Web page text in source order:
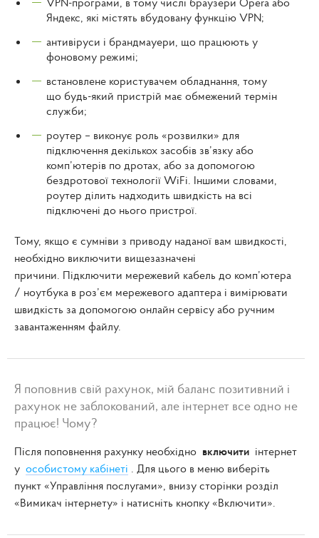
Яндекс, які містять вбудовану функцію VPN;
антивіруси і брандмауери, що працюють у
фоновому режимі;
встановлене користувачем обладнання, тому
що будь-який пристрій має обмежений термін
служби;
роутер – виконує роль «розвилки» для
підключення декількох засобів зв’язку або
комп’ютерів по дротах, або за допомогою
бездротової технології WiFi. Іншими словами,
роутер ділить надходить швидкість на всі
підключені до нього пристрої.
Тому, якщо є сумніви з приводу наданої вам швидкості,
необхідно виключити вищезазначені
причини. Підключити мережевий кабель до комп’ютера
/ ноутбука в роз’єм мережевого адаптера і вимірювати
швидкість за допомогою онлайн сервісу або ручним
завантаженням файлу.
Я поповнив свій рахунок, мій баланс позитивний і
рахунок не заблокований, але інтернет все одно не
працює! Чому?
Після поповнення рахунку необхідно включити інтернет
у особистому кабінеті . Для цього в меню виберіть
пункт «Управління послугами», внизу сторінки розділ
«Вимикач інтернету» і натисніть кнопку «Включити».